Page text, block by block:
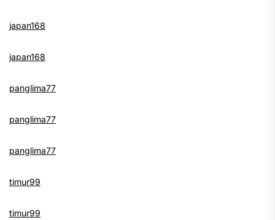
japan168
japan168
panglima77
panglima77
panglima77
timur99
timur99